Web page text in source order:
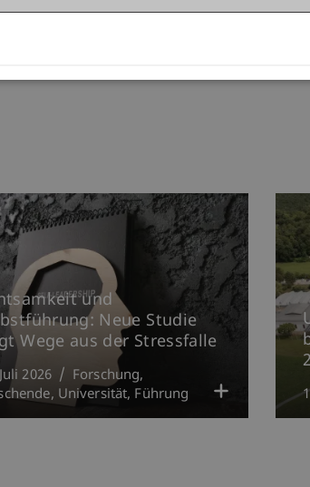
und
Neue Studie
Wege aus der Stressfalle
2026
Forschung
Universität Führung